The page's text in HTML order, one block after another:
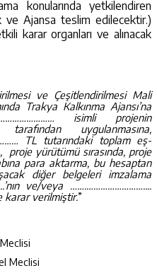
konularında yetkilendiren
ve Ajansa teslim edilecektir.)
karar organları ve alınacak
ve Çeşitlendirilmesi Mali
Trakya Kalkınma Ajansı’na
isimli projenin
tarafından uygulanmasına,
TL tutarındaki toplam eş-
proje yürütümü sırasında, proje
para aktarma, bu hesaptan
diğer belgeleri imzalama
ve/veya …….……………………....
karar verilmiştir.”
Meclisi